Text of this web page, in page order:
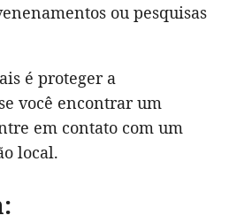
ou pesquisas
é proteger a
você encontrar um
em contato com um
local.